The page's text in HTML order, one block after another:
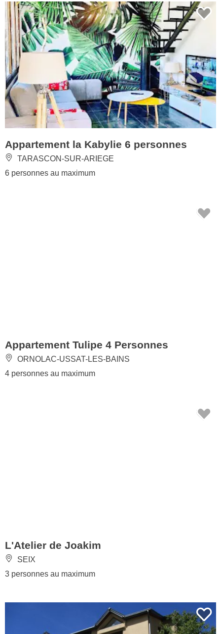
Appartement la Kabylie 6 personnes
TARASCON-SUR-ARIEGE
6 personnes au maximum
Appartement Tulipe 4 Personnes
ORNOLAC-USSAT-LES-BAINS
4 personnes au maximum
L'Atelier de Joakim
SEIX
3 personnes au maximum